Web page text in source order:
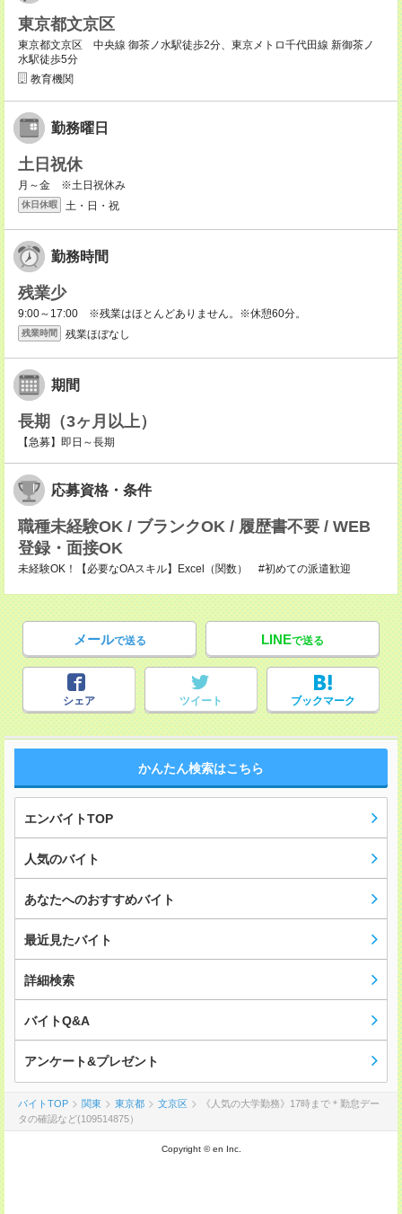
東京都文京区
東京都文京区 中央線 御茶ノ水駅徒歩2分、東京メトロ千代田線 新御茶ノ
水駅徒歩5分
教育機関
勤務曜日
土日祝休
月～金 ※土日祝休み
休日休暇 土・日・祝
勤務時間
残業少
9:00～17:00 ※残業はほとんどありません。※休憩60分。
残業時間 残業ほぼなし
期間
長期（3ヶ月以上）
【急募】即日～長期
応募資格・条件
職種未経験OK / ブランクOK / 履歴書不要 / WEB
登録・面接OK
未経験OK！【必要なOAスキル】Excel（関数） #初めての派遣歓迎
メールで送る LINEで送る
シェア ツイート ブックマーク
かんたん検索はこちら
エンバイトTOP
人気のバイト
あなたへのおすすめバイト
最近見たバイト
詳細検索
バイトQ&A
アンケート&プレゼント
バイトTOP 関東 東京都 文京区
《人気の大学勤務》17時まで＊勤怠デー
タの確認など(109514875）
Copyright © en Inc.